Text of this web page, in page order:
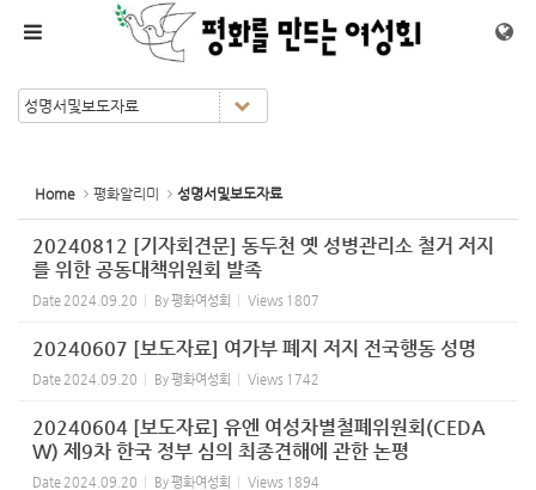
Home 평화알리미 성명서및보도자료
20240812 [기자회견문] 동두천 옛 성병관리소 철거 저지
를 위한 공동대책위원회 발족
Date 2024.09.20 By평화여성회 Views 1807
20240607 [보도자료] 여가부 폐지 저지 전국행동 성명
Date 2024.09.20 By평화여성회 Views 1742
20240604 [보도자료] 유엔 여성차별철폐위원회(CEDA
W) 제9차 한국 정부 심의 최종견해에 관한 논평
Date 2024.09.20 By평화여성회 Views 1894